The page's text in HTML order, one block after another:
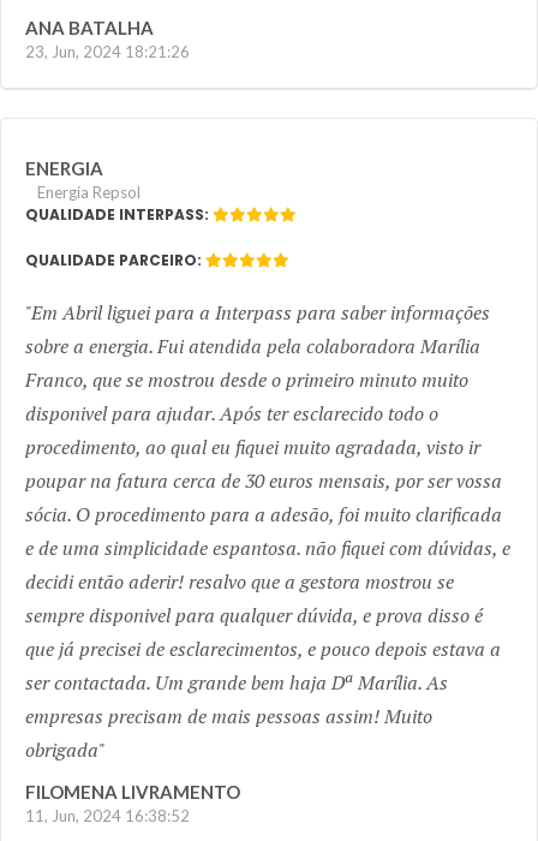
ANA BATALHA
23, Jun, 2024 18:21:26
ENERGIA
Energia Repsol
QUALIDADE INTERPASS:
QUALIDADE PARCEIRO:
Em Abril liguei para a Interpass para saber informações
sobre a energia. Fui atendida pela colaboradora Marília
Franco, que se mostrou desde o primeiro minuto muito
disponivel para ajudar. Após ter esclarecido todo o
procedimento, ao qual eu fiquei muito agradada, visto ir
poupar na fatura cerca de 30 euros mensais, por ser vossa
sócia. O procedimento para a adesão, foi muito clarificada
e de uma simplicidade espantosa. não fiquei com dúvidas, e
decidi então aderir! resalvo que a gestora mostrou se
sempre disponivel para qualquer dúvida, e prova disso é
que já precisei de esclarecimentos, e pouco depois estava a
ser contactada. Um grande bem haja Dª Marília. As
empresas precisam de mais pessoas assim! Muito
obrigada
FILOMENA LIVRAMENTO
11, Jun, 2024 16:38:52